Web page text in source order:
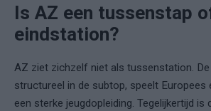
Is AZ een tussenstap
eindstation?
AZ ziet zichzelf niet als tussenstation.
structureel in de subtop, speelt Europees
een sterke jeugdopleiding. Tegelijkertijd is